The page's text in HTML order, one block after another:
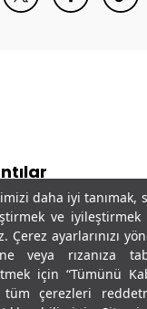
daha iyi tanımak,
ve
Çerez ayarlarınızı
veya rızanıza
için “Tümünü
tüm çerezleri